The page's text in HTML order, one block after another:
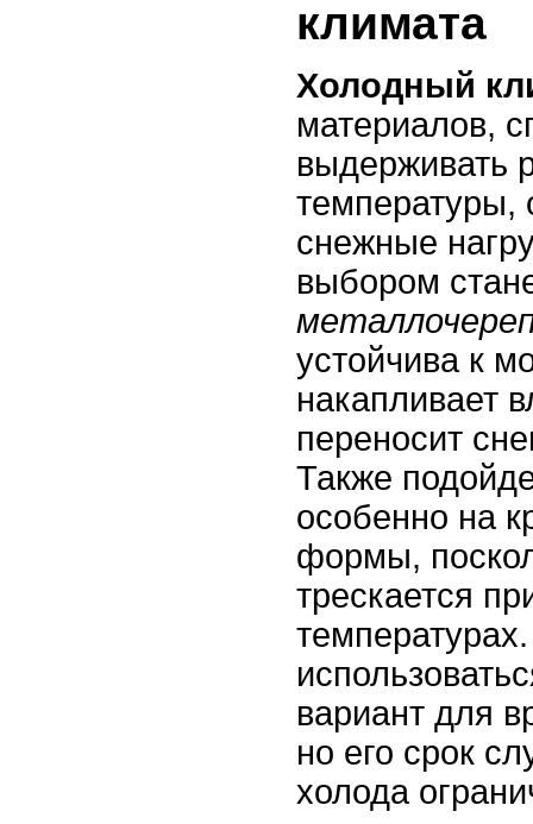
климата
Холодный
материалов,
выдерживать
температуры,
снежные
выбором
устойчива к
накапливает
переносит
Также
особенно на
формы,
трескается
вариант для
но его срок
холода